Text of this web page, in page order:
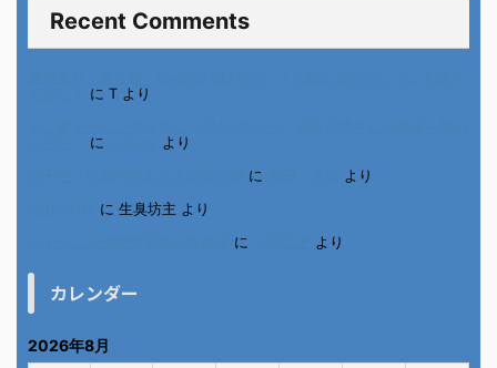
Recent Comments
に T より
に
より
に
より
に 生臭坊主 より
に より
カレンダー
2026年8月